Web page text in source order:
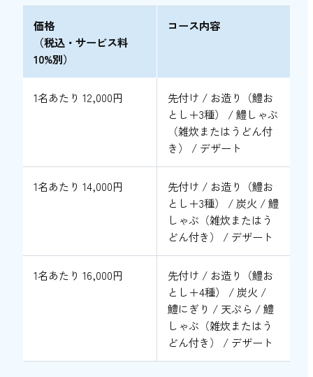
価格
（税込・サービス料
10%別）
コース内容
1名あたり 12,000円
先付け / お造り（鱧お
とし＋3種） / 鱧しゃぶ
（雑炊またはうどん付
き） / デザート
1名あたり 14,000円
先付け / お造り（鱧お
とし＋3種） / 炭火 / 鱧
しゃぶ（雑炊またはう
どん付き） / デザート
1名あたり 16,000円
先付け / お造り（鱧お
とし＋4種） / 炭火 /
鱧にぎり / 天ぷら / 鱧
しゃぶ（雑炊またはう
どん付き） / デザート